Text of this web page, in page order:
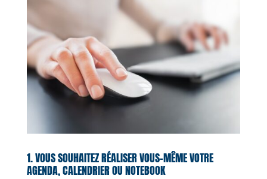
1. VOUS SOUHAITEZ RÉALISER VOUS-MÊME VOTRE
AGENDA, CALENDRIER OU NOTEBOOK